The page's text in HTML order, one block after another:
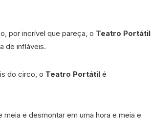
por incrível que pareça, o Teatro Portátil
de infláveis.
do circo, o Teatro Portátil é
e desmontar em uma hora e meia e